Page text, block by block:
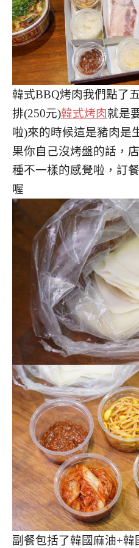
韓式BBQ烤肉我們點了
排(250元)韓式烤肉就是
啦)來的時候這是豬肉是
果你自己沒烤盤的話，
種不一樣的感覺啦，訂
喔
副餐包括了韓國麻油+